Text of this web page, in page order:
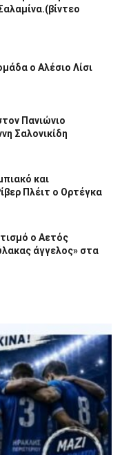
ο Αλέσιο Λίσι
Πανιώνιο
Σαλονικίδη
και
Πλέιτ ο Ορτέγκα
ο Αετός
άγγελος» στα